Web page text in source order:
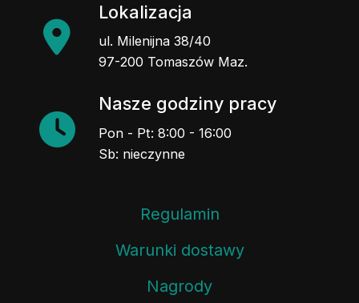
Lokalizacja
ul. Milenijna 38/40
97-200 Tomaszów Maz.
Nasze godziny pracy
Pon - Pt: 8:00 - 16:00
Sb: nieczynne
Regulamin
Warunki dostawy
Nagrody